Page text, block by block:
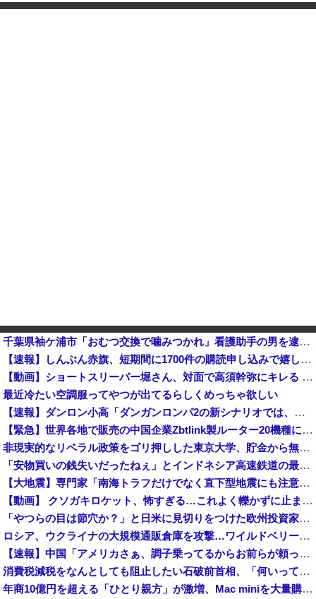
中国「大洪水！」中国ダム「決壊」地元民「公式発表より死者多い！」中国政府「住民拘束！（安否不明」中国当局「救助隊動画も削除」台風13号「三峡ダム接近中」→
千葉県袖ケ浦市「おむつ交換で噛みつかれ」看護助手の男を逮捕 90歳入院患者の顔や腹を殴るなどケガさせた疑い [8/6]
【速報】しんぶん赤旗、短期間に1700件の購読申し込みで嬉し泣き→「うそでーす」虚偽申し込みと判明→ 共産党が刑事告訴「厳重な処罰を求める」
【動画】ショートスリーパー堀さん、対面で高須幹弥にキレる ← 睡眠は大事だと話題他
最近冷たい空調服ってやつが出てるらしくめっちゃ欲しい
【速報】ダンロン小高「ダンガンロンパ2の新シナリオでは、人気キャラも殺していきますw」
【緊急】世界各地で販売の中国企業Zbtlink製ルーター20機種にバックドア、外部から完全制御のおそれ
非現実的なリベラル政策をゴリ押しした東京大学、貯金から無駄金を垂れ流しまくった結果……
「安物買いの銭失いだったねぇ」とインドネシア高速鉄道の最終処分に日本側騒然、国家予算は使わないというと何が財源なんだ？
【大地震】専門家「南海トラフだけでなく直下型地震にも注意を」…中部各地に危険度「Sランク」断層帯
【動画】 クソガキロケット、怖すぎる…これよく轢かずに止まれたな
「やつらの目は節穴か？」と日米に見切りをつけた欧州投資家の選択に衝撃を受ける人が続出、日英米の資産を処分して代わりに選んだのは……
ロシア、ウクライナの大規模通販倉庫を攻撃…ワイルドベリーズへの報復！
【速報】中国「アメリカさぁ、調子乗ってるからお前らが頼ってる軍用中国ドローン輸出禁止するわw」
消費税減税をなんとしても阻止したい石破前首相、「何いってんのこいつ」と有権者をドン引きさせるよな屁理屈を……
年商10億円を超える「ひとり親方」が激増、Mac miniを大量購入しAIを従業員代わりに